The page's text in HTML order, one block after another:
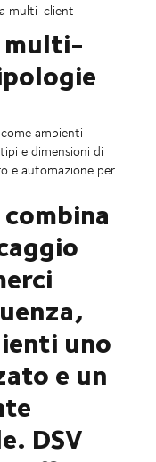
multi-client
multi-
ambienti
e dimensioni di
e automazione per
uno
e un
DSV